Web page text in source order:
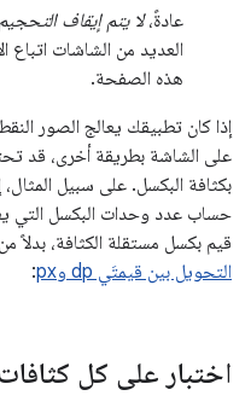
عادةً،لا يتم إيقاف
العديد من الشاشات
هذه الصفحة.
إذا كان تطبيقك يعالج الصور
على الشاشة بطريقة أخرى، قد
بكثافة البكسل. على سبيل
حساب عدد وحدات البكسل التي
قيم بكسل مستقلة الكثافة، بدلاً
التحويل بين قيمتَي dp وpx
:
اختبار على كل